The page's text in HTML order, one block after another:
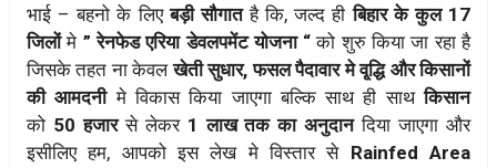
भाई – बहनो के लिएबड़ी सौगातहै कि, जल्द हीबिहार के कुल 17
जिलोंमे ” रेनफेड एरिया डेवलपमेंट योजना “ को शुरु किया जा रहा है
जिसके तहत ना केवलखेती सुधार, फसल पैदावार मे वृ्द्धि और किसानों
की आमदनीमे विकास किया जाएगा बल्कि साथ ही साथकिसान
को 50 हजारसे लेकर 1 लाख तक का अनुदानदिया जाएगा और
इसीलिए हम, आपको इस लेख मे विस्तार से Rainfed Area